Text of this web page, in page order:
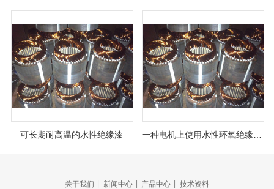
可长期耐高温的水性绝缘漆
关于我们 | 新闻中心 | 产品中心 | 技术资料